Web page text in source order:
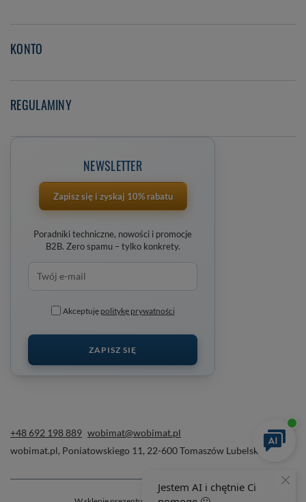
KONTO
REGULAMINY
NEWSLETTER
Zapisz się i zyskaj 10% rabatu
Poradniki techniczne, nowości i promocje
B2B. Zero spamu – tylko konkrety.
Akceptuję politykę prywatności
ZAPISZ SIĘ
+48 692 198 889 wobimat@wobimat.pl
wobimat.pl, Poniatowskiego 11, 22-600Tomaszów Lubelski